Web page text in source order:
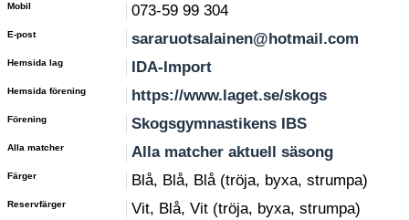
Mobil 073-59 99 304
E-post sararuotsalainen@hotmail.com
Hemsida lag IDA-Import
Hemsida förening https://www.laget.se/skogs
Förening Skogsgymnastikens IBS
Alla matcher Alla matcher aktuell säsong
Färger Blå, Blå, Blå (tröja, byxa, strumpa)
Reservfärger
Vit, Blå, Vit (tröja, byxa, strumpa)